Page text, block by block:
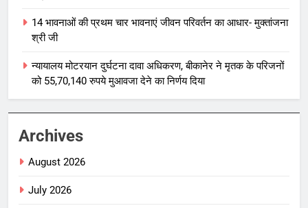
14 भावनाओं की प्रथम चार भावनाएं जीवन परिवर्तन का आधार- मुक्तांजना
श्री जी
न्यायालय मोटरयान दुर्घटना दावा अधिकरण, बीकानेर ने मृतक के परिजनों
को 55,70,140 रुपये मुआवजा देने का निर्णय दिया
Archives
August 2026
July 2026